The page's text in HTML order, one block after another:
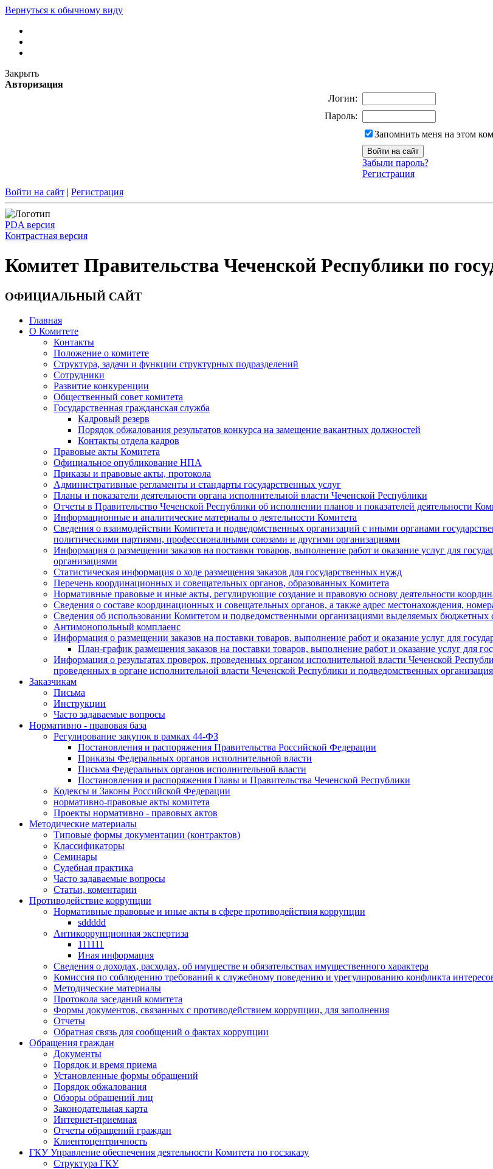
Вернуться к обычному виду
Закрыть
Авторизация
Логин:
Пароль:
Запомнить меня на этом
Забыли пароль?
Регистрация
Войти на сайт | Регистрация
PDA версия
Контрастная версия
Комитет Правительства Чеченской Республики по
ОФИЦИАЛЬНЫЙ САЙТ
Главная
О Комитете
Контакты
Положение о комитете
Структура, задачи и функции структурных подразделений
Сотрудники
Развитие конкуренции
Общественный совет комитета
Государственная гражданская служба
Кадровый резерв
Порядок обжалования результатов конкурса на замещение вакантных должностей
Контакты отдела кадров
Правовые акты Комитета
Официальное опубликование НПА
Приказы и правовые акты, протокола
Административные регламенты и стандарты государственных услуг
Планы и показатели деятельности органа исполнительной власти Чеченской Республики
Отчеты в Правительство Чеченской Республики об исполнении планов и показателей деятельности
Информационные и аналитические материалы о деятельности Комитета
Сведения о взаимодействии Комитета и подведомственных организаций с иными органами
политическими партиями, профессионалными союзами и другими организациями
Информация о размещении заказов на поставки товаров, выполнение работ и оказание услуг для
организациями
Статистическая информация о ходе размещения заказов для государственных нужд
Перечень координационных и совещательных органов, образованных Комитета
Нормативные правовые и иные акты, регулирующие создание и правовую основу деятельности
Сведения о составе координационных и совещательных органов, а также адрес местонахождения,
Сведения об использовании Комитетом и подведомственными организациями выделяемых бюджетных
Антимонопольный комплаенс
Информация о размещении заказов на поставки товаров, выполнение работ и оказание услуг для
План-график размещения заказов на поставки товаров, выполнение работ и оказание услуг для
Информация о результатах проверок, проведенных органом исполнительной власти Чеченской
проведенных в органе исполнительной власти Чеченской Республики и подведомственных
Заказчикам
Письма
Инструкции
Часто задаваемые вопросы
Нормативно - правовая база
Регулирование закупок в рамках 44-ФЗ
Постановления и распоряжения Правительства Российской Федерации
Приказы Федеральных органов исполнительной власти
Письма Федеральных органов исполнительной власти
Постановления и распоряжения Главы и Правительства Чеченской Республики
Кодексы и Законы Российской Федерации
нормативно-правовые акты комитета
Проекты нормативно - правовых актов
Методические материалы
Типовые формы документации (контрактов)
Классификаторы
Семинары
Судебная практика
Часто задаваемые вопросы
Статьи, коментарии
Противодействие коррупции
Нормативные правовые и иные акты в сфере противодействия коррупции
sddddd
Антикоррупционная экспертиза
111111
Иная информация
Сведения о доходах, расходах, об имуществе и обязательствах имущественного характера
Комиссия по соблюдению требований к служебному поведению и урегулированию конфликта
Методические материалы
Протокола заседаний комитета
Формы документов, связанных с противодействием коррупции, для заполнения
Отчеты
Обратная связь для сообщений о фактах коррупции
Обращения граждан
Документы
Порядок и время приема
Установленные формы обращений
Порядок обжалования
Обзоры обращений лиц
Законодательная карта
Интернет-приемная
Отчеты обращений граждан
Клиентоцентричность
ГКУ Управление обеспечения деятельности Комитета по госзаказу
Структура ГКУ